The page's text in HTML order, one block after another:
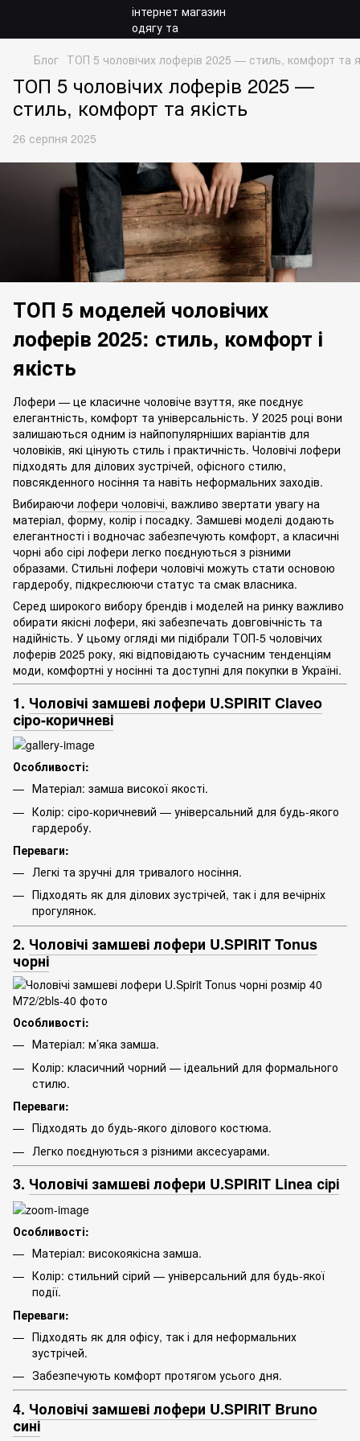
Блог ТОП 5 чоловічих лоферів 2025 — стиль, комфорт та
ТОП 5 чоловічих лоферів 2025 —
стиль, комфорт та якість
26 серпня 2025
ТОП 5 моделей чоловічих
лоферів 2025: стиль, комфорт і
якість
Лофери — це класичне чоловіче взуття, яке поєднує
елегантність, комфорт та універсальність. У 2025 році вони
залишаються одним із найпопулярніших варіантів для
чоловіків, які цінують стиль і практичність. Чоловічі лофери
підходять для ділових зустрічей, офісного стилю,
повсякденного носіння та навіть неформальних заходів.
Вибираючи лофери чоловічі, важливо звертати увагу на
матеріал, форму, колір і посадку. Замшеві моделі додають
елегантності і водночас забезпечують комфорт, а класичні
чорні або сірі лофери легко поєднуються з різними
образами. Стильні лофери чоловічі можуть стати основою
гардеробу, підкреслюючи статус та смак власника.
Серед широкого вибору брендів і моделей на ринку важливо
обирати якісні лофери, які забезпечать довговічність та
надійність. У цьому огляді ми підібрали ТОП-5 чоловічих
лоферів 2025 року, які відповідають сучасним тенденціям
моди, комфортні у носінні та доступні для покупки в Україні.
1. Чоловічі замшеві лофери U.SPIRIT Claveo
сіро-коричневі
Особливості:
Матеріал: замша високої якості.
Колір: сіро-коричневий — універсальний для будь-якого
гардеробу.
Переваги:
Легкі та зручні для тривалого носіння.
Підходять як для ділових зустрічей, так і для вечірніх
прогулянок.
2. Чоловічі замшеві лофери U.SPIRIT Tonus
чорні
Особливості:
Матеріал: м’яка замша.
Колір: класичний чорний — ідеальний для формального
стилю.
Переваги:
Підходять до будь-якого ділового костюма.
Легко поєднуються з різними аксесуарами.
3. Чоловічі замшеві лофери U.SPIRIT Linea сірі
Особливості:
Матеріал: високоякісна замша.
Колір: стильний сірий — універсальний для будь-якої
події.
Переваги:
Підходять як для офісу, так і для неформальних
зустрічей.
Забезпечують комфорт протягом усього дня.
4. Чоловічі замшеві лофери U.SPIRIT Bruno
сині